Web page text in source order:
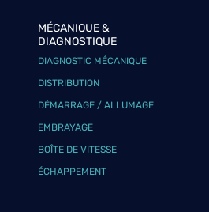
MÉCANIQUE &
DIAGNOSTIQUE
DIAGNOSTIC MÉCANIQUE
DISTRIBUTION
DÉMARRAGE / ALLUMAGE
EMBRAYAGE
BOÎTE DE VITESSE
ÉCHAPPEMENT